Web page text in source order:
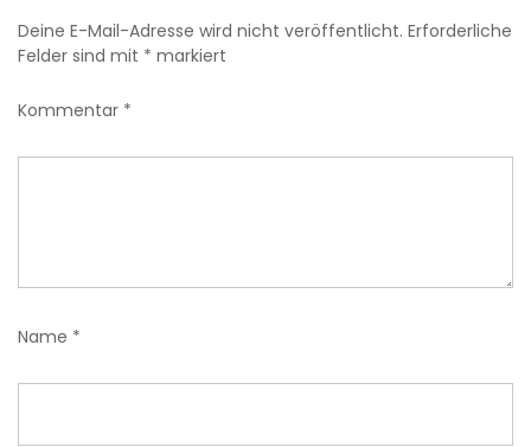
Deine E-Mail-Adresse wird nicht veröffentlicht. Erforderliche
Felder sind mit * markiert
Kommentar *
Name *